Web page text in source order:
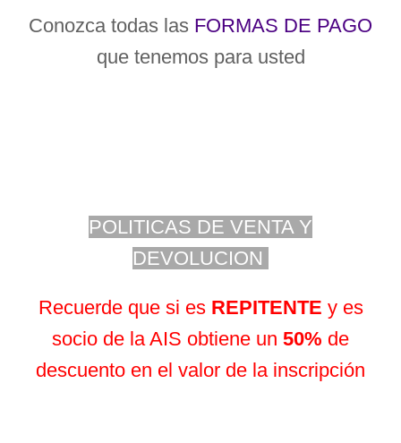
Conozca todas las FORMAS DE PAGO
que tenemos para usted
POLITICAS DE VENTA Y
DEVOLUCION
Recuerde que si es REPITENTE y es
socio de la AIS obtiene un 50% de
descuento en el valor de la inscripción